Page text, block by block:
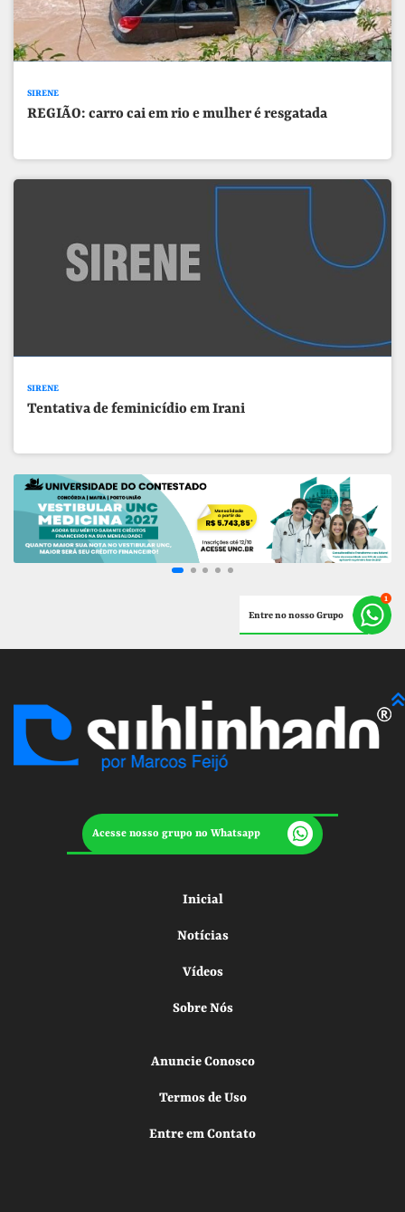
SIRENE
REGIÃO: carro cai em rio e mulher é resgatada
SIRENE
Tentativa de feminicídio em Irani
Entre no nosso Grupo
Acesse nosso grupo no Whatsapp
Inicial
Notícias
Vídeos
Sobre Nós
Anuncie Conosco
Termos de Uso
Entre em Contato